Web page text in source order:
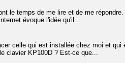
le temps de me lire et de me
évoque l'idée qu'il...
celle qui est installée chez moi et
clavier KP100D ? Est-ce que...